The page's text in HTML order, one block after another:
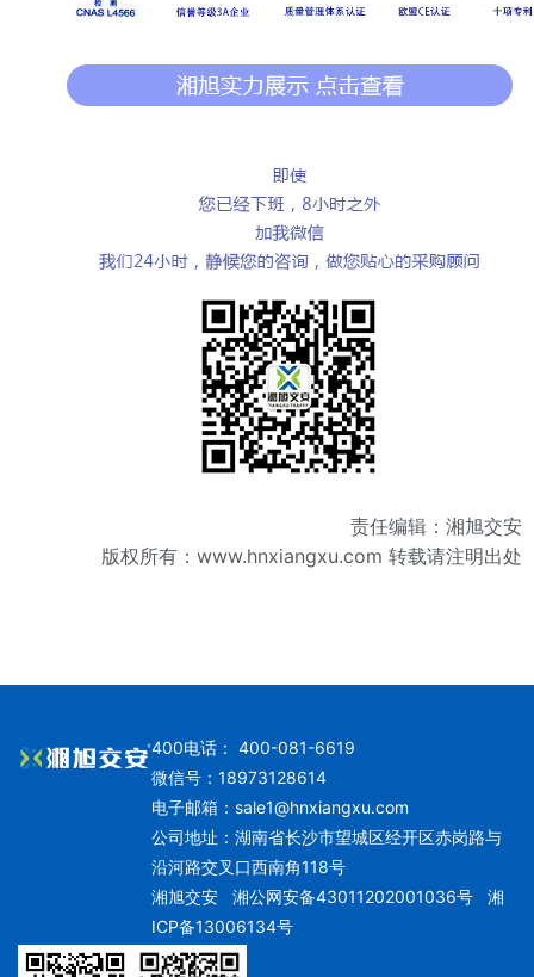
责任编辑：湘旭交安
版权所有： www.hnxiangxu.com 转载请注明出处
400电话： 400-081-6619
微信号：18973128614
电子邮箱： sale1@hnxiangxu.com
公司地址：湖南省长沙市望城区经开区赤岗路与
沿河路交叉口西南角118号
湘旭交安湘公网安备43011202001036号
湘
ICP备13006134号